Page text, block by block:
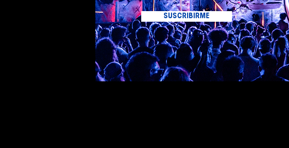
SUSCRIBIRME